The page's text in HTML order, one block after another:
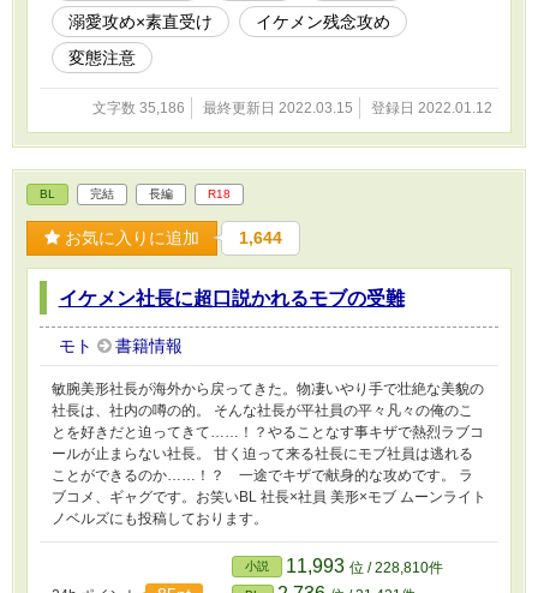
溺愛攻め×素直受け
イケメン残念攻め
変態注意
文字数 35,186 最終更新日 2022.03.15 登録日 2022.01.12
BL 完結 長編 R18
お気に入りに追加 1,644
イケメン社長に超口説かれるモブの受難
モト 書籍情報
敏腕美形社長が海外から戻ってきた。物凄いやり手で壮絶な美貌の
社長は、社内の噂の的。 そんな社長が平社員の平々凡々の俺のこ
とを好きだと迫ってきて……！？やることなす事キザで熱烈ラブコ
ールが止まらない社長。 甘く迫って来る社長にモブ社員は逃れる
ことができるのか……！？ 一途でキザで献身的な攻めです。 ラ
ブコメ、ギャグです。お笑いBL 社長×社員 美形×モブ ムーンライト
ノベルズにも投稿しております。
小説 11,993 位 / 228,810件